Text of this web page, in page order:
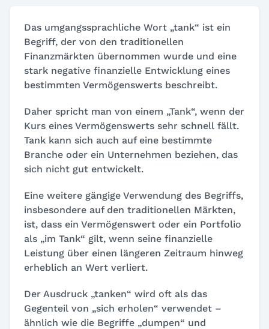
Das umgangssprachliche Wort „tank“ ist ein
Begriff, der von den traditionellen
Finanzmärkten übernommen wurde und eine
stark negative finanzielle Entwicklung eines
bestimmten Vermögenswerts beschreibt.
Daher spricht man von einem „Tank“, wenn der
Kurs eines Vermögenswerts sehr schnell fällt.
Tank kann sich auch auf eine bestimmte
Branche oder ein Unternehmen beziehen, das
sich nicht gut entwickelt.
Eine weitere gängige Verwendung des Begriffs,
insbesondere auf den traditionellen Märkten,
ist, dass ein Vermögenswert oder ein Portfolio
als „im Tank“ gilt, wenn seine finanzielle
Leistung über einen längeren Zeitraum hinweg
erheblich an Wert verliert.
Der Ausdruck „tanken“ wird oft als das
Gegenteil von „sich erholen“ verwendet –
ähnlich wie die Begriffe „dumpen“ und